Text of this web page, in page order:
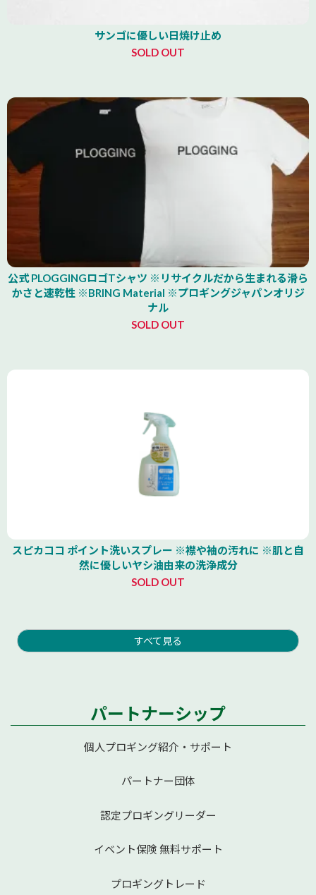
サンゴに優しい日焼け止め
SOLD OUT
公式 PLOGGINGロゴTシャツ ※リサイクルだから生まれる滑ら
かさと速乾性 ※BRING Material ※プロギングジャパンオリジ
ナル
SOLD OUT
スピカココ ポイント洗いスプレー ※襟や袖の汚れに ※肌と自
然に優しいヤシ油由来の洗浄成分
SOLD OUT
すべて見る
パートナーシップ
個人プロギング紹介・サポート
パートナー団体
認定プロギングリーダー
イベント保険 無料サポート
プロギングトレード